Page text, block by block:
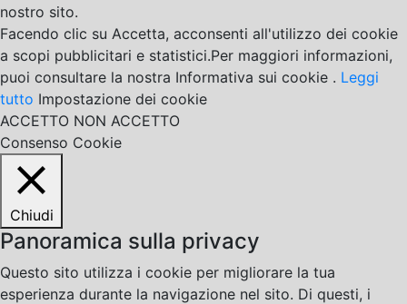
nostro sito.
Facendo clic su Accetta, acconsenti all'utilizzo dei cookie
a scopi pubblicitari e statistici.Per maggiori informazioni,
puoi consultare la nostra Informativa sui cookie . Leggi
tutto Impostazione dei cookie
ACCETTO NON ACCETTO
Consenso Cookie
Chiudi
Panoramica sulla privacy
Questo sito utilizza i cookie per migliorare la tua
esperienza durante la navigazione nel sito. Di questi, i